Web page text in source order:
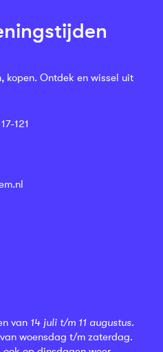
kopen. Ontdek en wissel uit
121
van 14 juli t/m 11 augustus.
woensdag t/m zaterdag.